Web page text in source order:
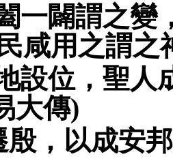
一闢謂之變
咸用之謂之
設位，聖人
大傳)
殷，以成安